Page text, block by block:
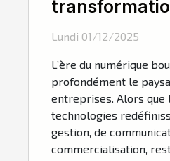
numérique
elle les petites
entreprises ?
Lundi 01/12/2025
L’ère du numérique
profondément le
entreprises. Alors que
technologies
gestion, de
commercialisation,